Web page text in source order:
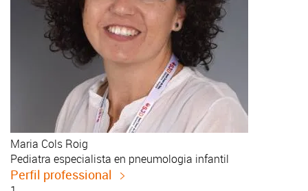
Maria Cols Roig
Pediatra especialista en pneumologia infantil
Perfil professional